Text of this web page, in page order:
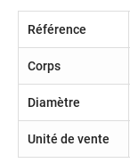
Référence
Corps
Diamètre
Unité de vente